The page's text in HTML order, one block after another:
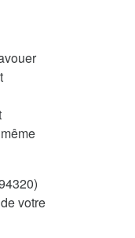
votre